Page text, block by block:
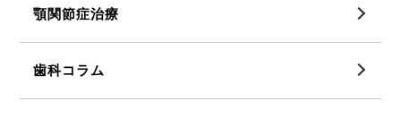
顎関節症治療
歯科コラム